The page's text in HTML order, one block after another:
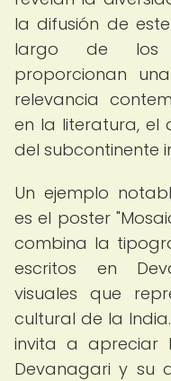
la difusión de
largo de los
proporcionan
relevancia
en la literatura, el
del subcontinente
Un ejemplo
es el poster
combina la
escritos en
visuales que
cultural de la
invita a apreciar
Devanagari y su